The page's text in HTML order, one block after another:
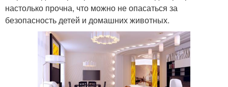
настолько прочна, что можно не опасаться за
безопасность детей и домашних животных.